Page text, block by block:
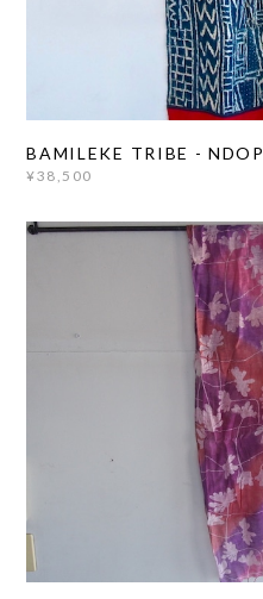
BAMILEKE TRIBE - NDOP
¥38,500